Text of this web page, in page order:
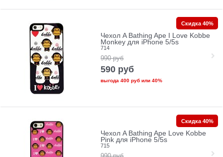
Чехол A Bathing Ape I Love Kobbe
Monkey для iPhone 5/5s
714
990 руб
590 руб
выгода 400 рубили 40%
Скидка 40%
Чехол A Bathing Ape Love Kobbe
Pink для iPhone 5/5s
715
Скидка 40%